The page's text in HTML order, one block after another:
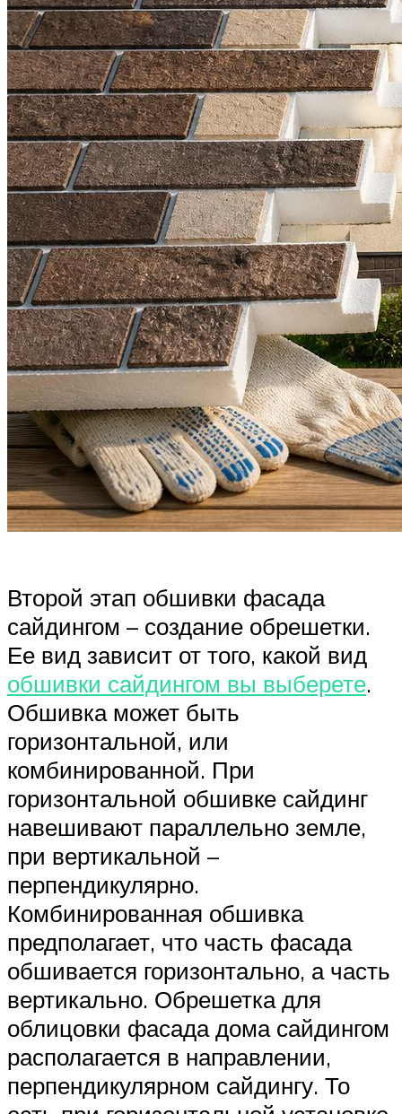
Второй этап обшивки фасада
сайдингом – создание обрешетки.
Ее вид зависит от того, какой вид
обшивки сайдингом вы выберете.
Обшивка может быть
горизонтальной, или
комбинированной. При
горизонтальной обшивке сайдинг
навешивают параллельно земле,
при вертикальной –
перпендикулярно.
Комбинированная обшивка
предполагает, что часть фасада
обшивается горизонтально, а часть
вертикально. Обрешетка для
облицовки фасада дома сайдингом
располагается в направлении,
перпендикулярном сайдингу. То